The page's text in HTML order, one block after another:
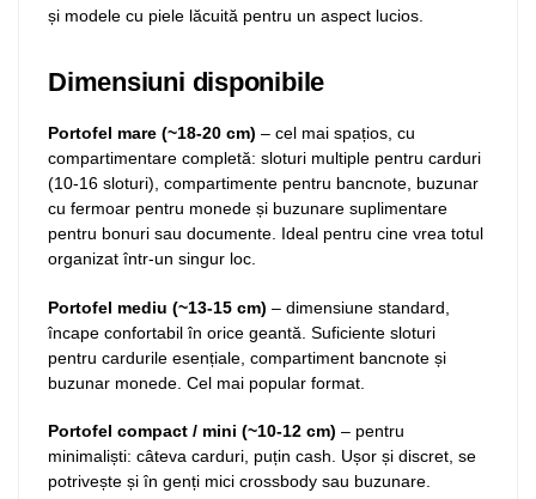
și modele cu piele lăcuită pentru un aspect lucios.
Dimensiuni disponibile
Portofel mare (~18-20 cm) – cel mai spațios, cu
compartimentare completă: sloturi multiple pentru carduri
(10-16 sloturi), compartimente pentru bancnote, buzunar
cu fermoar pentru monede și buzunare suplimentare
pentru bonuri sau documente. Ideal pentru cine vrea totul
organizat într-un singur loc.
Portofel mediu (~13-15 cm) – dimensiune standard,
încape confortabil în orice geantă. Suficiente sloturi
pentru cardurile esențiale, compartiment bancnote și
buzunar monede. Cel mai popular format.
Portofel compact / mini (~10-12 cm) – pentru
minimaliști: câteva carduri, puțin cash. Ușor și discret, se
potrivește și în genți mici crossbody sau buzunare.